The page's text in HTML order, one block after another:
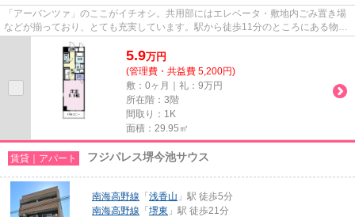
「アーバンツァ」のここがイチオシ。共用部にはエレベータ・敷地内ごみ置き場
などが揃っており、とても充実しています。駅から徒歩11分のところにある物件
はいかがでしょうか。造りと...
5.9万円
(管理費・共益費 5,200円)
敷：0ヶ月｜礼：9万円
所在階：3階
間取り：1K
面積：29.95㎡
賃貸｜アパート フジパレス堺今池サウス
南海高野線 「 浅香山 」駅 徒歩5分
南海高野線 「 堺東 」駅 徒歩21分